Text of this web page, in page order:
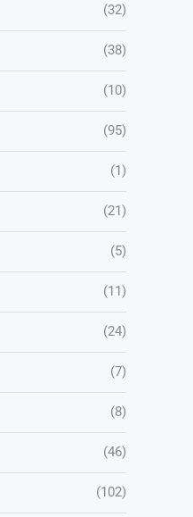
(32)
(38)
(10)
(95)
(1)
(21)
(5)
(11)
(24)
(7)
(8)
(46)
(102)